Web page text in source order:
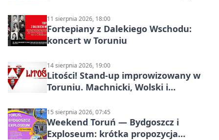
11 sierpnia 2026, 18:00
Fortepiany z Dalekiego Wschodu:
koncert w Toruniu
14 sierpnia 2026, 19:00
Litości! Stand-up improwizowany w
Toruniu. Machnicki, Wolski i
15 sierpnia 2026, 07:45
Weekend Toruń — Bydgoszcz i
Exploseum: krótka propozycja